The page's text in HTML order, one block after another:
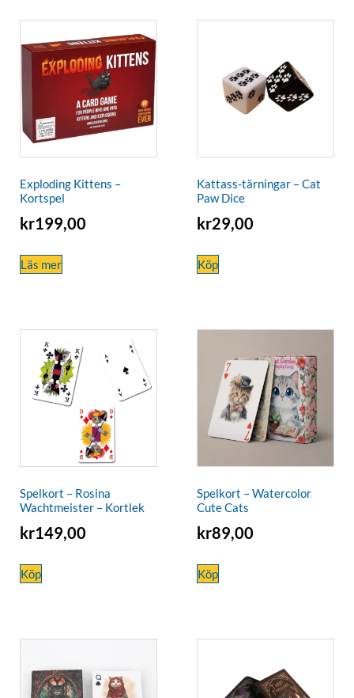
Exploding Kittens –
Kortspel
kr199,00
Läs mer
Kattass-tärningar – Cat
Paw Dice
kr29,00
Köp
Spelkort – Rosina
Wachtmeister – Kortlek
kr149,00
Köp
Spelkort – Watercolor
Cute Cats
kr89,00
Köp